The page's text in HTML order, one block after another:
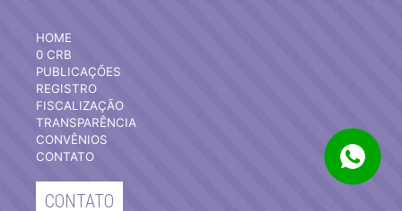
HOME
0 CRB
PUBLICAÇÕES
REGISTRO
FISCALIZAÇÃO
TRANSPARÊNCIA
CONVÊNIOS
CONTATO
CONTATO